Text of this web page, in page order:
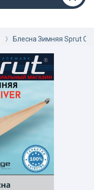
Блесна Зимняя Sprut